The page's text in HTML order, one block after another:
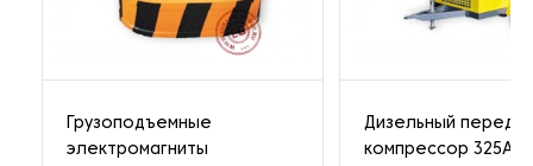
Грузоподъемные
электромагниты
Дизельный
компрессор 325A